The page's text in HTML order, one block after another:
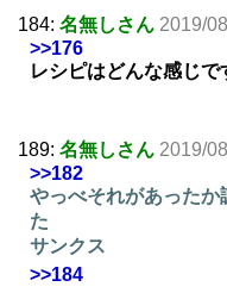
184: 名無しさん 2019/
>>176
レシピはどんな感じで
189: 名無しさん 2019/
>>182
やっべそれがあった
た
サンクス
>>184